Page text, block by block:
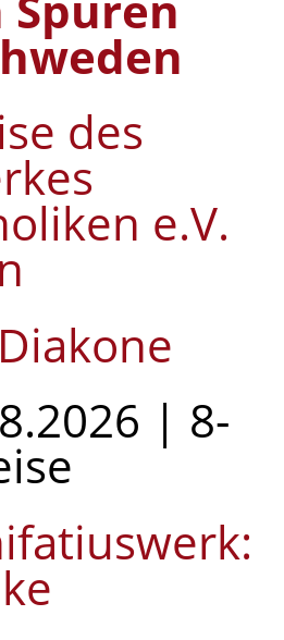
des
e.V.
| 8-